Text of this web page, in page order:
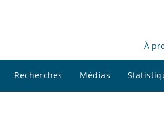
À
Recherches Médias